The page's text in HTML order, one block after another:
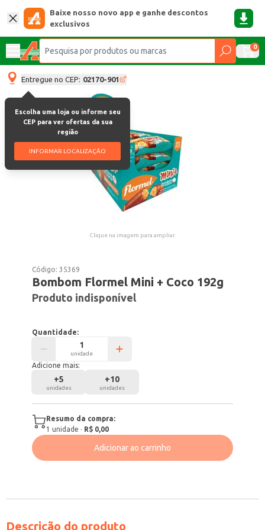
Baixe nosso novo app e ganhe descontos
exclusivos
0
Entregue no CEP: 02170-901
Escolha uma loja ou informe seu
CEP para ver ofertas da sua
região
INFORMAR LOCALIZAÇÃO
Clique na imagem para ampliar.
Código:35369
Bombom Flormel Mini + Coco 192g
Produto indisponível
Quantidade:
unidade
Adicione mais:
+5
unidades
+10
unidades
Resumo da compra:
1 unidade · R$ 0,00
Adicionar ao carrinho
Descrição do produto